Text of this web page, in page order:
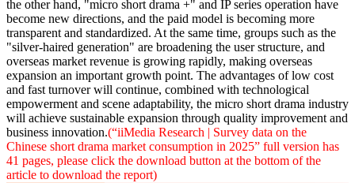
the other hand, "micro short drama +" and IP series operation have
become new directions, and the paid model is becoming more
transparent and standardized. At the same time, groups such as the
"silver-haired generation" are broadening the user structure, and
overseas market revenue is growing rapidly, making overseas
expansion an important growth point. The advantages of low cost
and fast turnover will continue, combined with technological
empowerment and scene adaptability, the micro short drama industry
will achieve sustainable expansion through quality improvement and
business innovation.(“iiMedia Research | Survey data on the
Chinese short drama market consumption in 2025” full version has
41 pages, please click the download button at the bottom of the
article to download the report)